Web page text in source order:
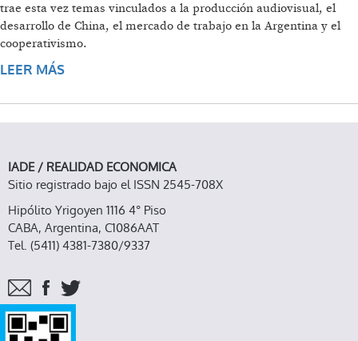
trae esta vez temas vinculados a la producción audiovisual, el
desarrollo de China, el mercado de trabajo en la Argentina y el
cooperativismo.
LEER MÁS
IADE / REALIDAD ECONOMICA
Sitio registrado bajo el ISSN 2545-708X
Hipólito Yrigoyen 1116 4° Piso
CABA, Argentina, C1086AAT
Tel. (5411) 4381-7380/9337